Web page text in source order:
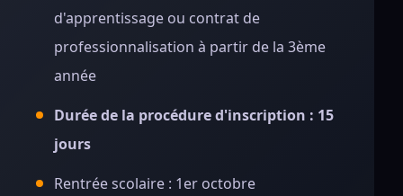
d'apprentissage ou contrat de
professionnalisation à partir de la 3ème
année
Durée de la procédure d'inscription : 15
jours
Rentrée scolaire : 1er octobre